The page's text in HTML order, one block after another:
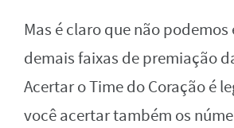
Mas é claro que não podemos
demais faixas de premiação
Acertar o Time do Coração é
você acertar também os